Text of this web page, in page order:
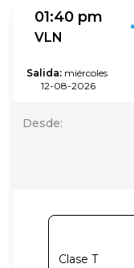
01:40 pm
VLN
Salida: miércoles
12-08-2026
Desde:
Clase T